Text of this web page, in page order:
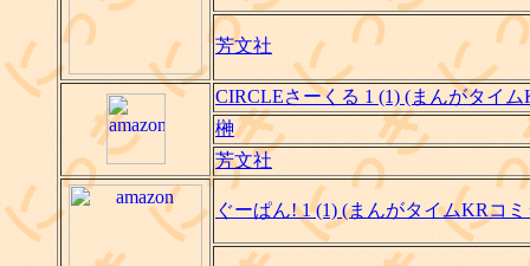
芳文社
CIRCLEさーくる 1 (1) (まんがタイ
榊
芳文社
ぐーぱん! 1 (1) (まんがタイムKRコ